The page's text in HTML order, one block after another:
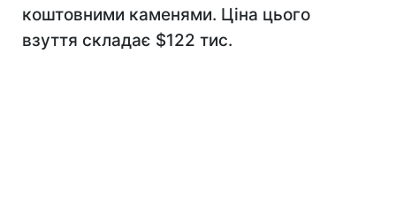
коштовними каменями. Ціна цього
взуття складає $122 тис.